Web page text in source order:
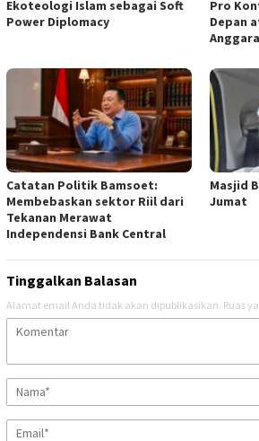
Ekoteologi Islam sebagai Soft
Power Diplomacy
Pro
Depan
Catatan Politik Bamsoet:
Membebaskan sektor Riil dari
Tekanan Merawat
Independensi Bank Central
Masjid
Jumat
Tinggalkan Balasan
Alamat email Anda tidak akan dipublikasikan. Ruas